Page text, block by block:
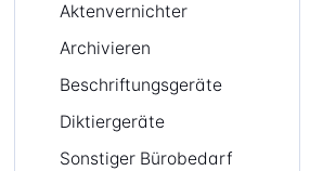
Aktenvernichter
Archivieren
Beschriftungsgeräte
Diktiergeräte
Sonstiger Bürobedarf